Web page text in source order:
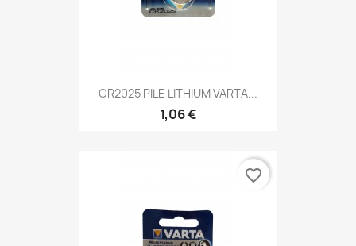
CR2025 PILE LITHIUM VARTA...
1,06 €
favorite_border